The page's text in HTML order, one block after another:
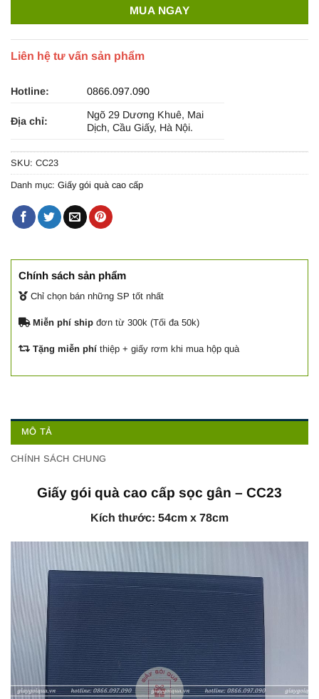
MUA NGAY
Liên hệ tư vấn sản phẩm
Hotline: 0866.097.090
Địa chỉ:
Ngõ 29 Dương Khuê, Mai
Dịch, Cầu Giấy, Hà Nội.
SKU: CC23
Danh mục: Giấy gói quà cao cấp
Chính sách sản phẩm
Chỉ chọn bán những SP tốt nhất
Miễn phí ship đơn từ 300k (Tối đa 50k)
Tặng miễn phí thiệp + giấy rơm khi mua hộp quà
MÔ TẢ
CHÍNH SÁCH CHUNG
Giấy gói quà cao cấp sọc gân – CC23
Kích thước: 54cm x 78cm